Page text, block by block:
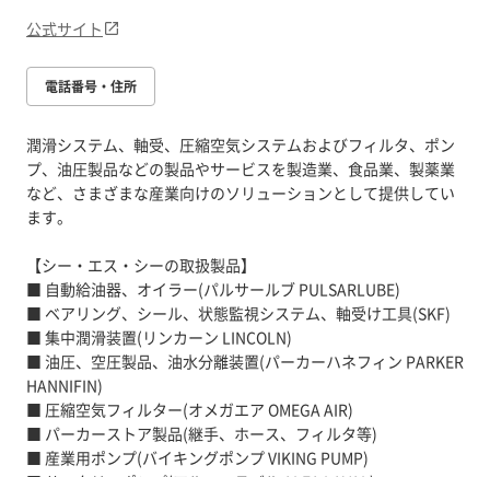
公式サイト
電話番号・住所
潤滑システム、軸受、圧縮空気システムおよびフィルタ、ポン
プ、油圧製品などの製品やサービスを製造業、食品業、製薬業
など、さまざまな産業向けのソリューションとして提供してい
ます。
【シー・エス・シーの取扱製品】
■ 自動給油器、オイラー(パルサールブ PULSARLUBE)
■ ベアリング、シール、状態監視システム、軸受け工具(SKF)
■ 集中潤滑装置(リンカーン LINCOLN)
■ 油圧、空圧製品、油水分離装置(パーカーハネフィン PARKER
HANNIFIN)
■ 圧縮空気フィルター(オメガエア OMEGA AIR)
■ パーカーストア製品(継手、ホース、フィルタ等)
■ 産業用ポンプ(バイキングポンプ VIKING PUMP)